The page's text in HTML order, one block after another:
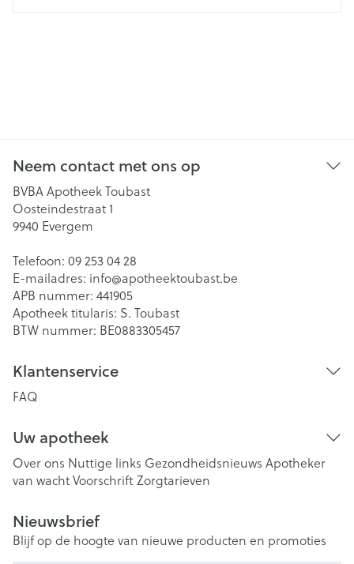
Neem contact met ons op
BVBA Apotheek Toubast
Oosteindestraat 1
9940 Evergem
Telefoon: 09 253 04 28
E-mailadres: info@apotheektoubast.be
APB nummer: 441905
Apotheek titularis: S. Toubast
BTW nummer: BE0883305457
Klantenservice
FAQ
Uw apotheek
Over ons Nuttige links Gezondheidsnieuws Apotheker
van wachtVoorschriftZorgtarieven
Nieuwsbrief
Blijf op de hoogte van nieuwe producten en promoties